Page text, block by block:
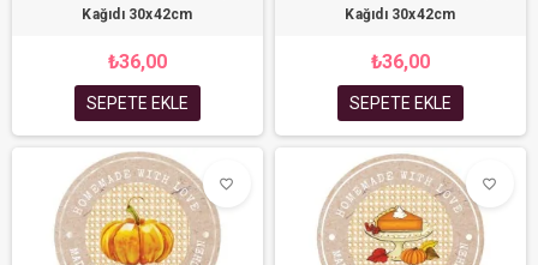
Kağıdı 30x42cm
₺36,00
SEPETE EKLE
Kağıdı 30x42cm
₺36,00
SEPETE EKLE
favorite_border favorite_border